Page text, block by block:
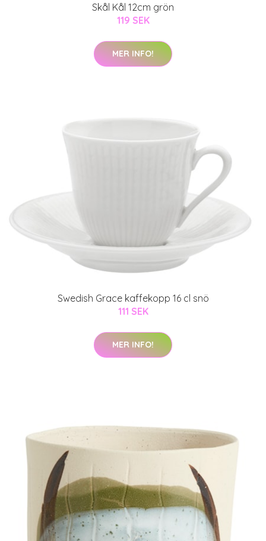
Skål Kål 12cm grön
119 SEK
MER INFO!
Swedish Grace kaffekopp 16 cl snö
111 SEK
MER INFO!